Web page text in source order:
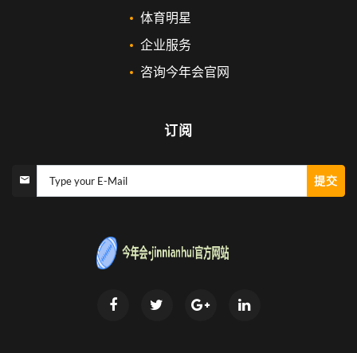
体育明星
企业服务
咨询今年会官网
订阅
Type your E-Mail 提交